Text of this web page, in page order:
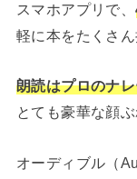
スマホアプリで、
軽に本をたくさ
朗読はプロのナ
とても豪華な顔ぶ
オーディブル（